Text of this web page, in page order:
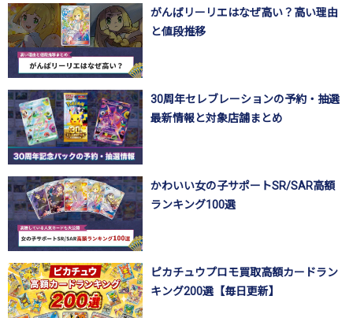
がんばリーリエはなぜ高い？高い理由
と値段推移
30周年セレブレーションの予約・抽選
最新情報と対象店舗まとめ
かわいい女の子サポートSR/SAR高額
ランキング100選
ピカチュウプロモ買取高額カードラン
キング200選【毎日更新】